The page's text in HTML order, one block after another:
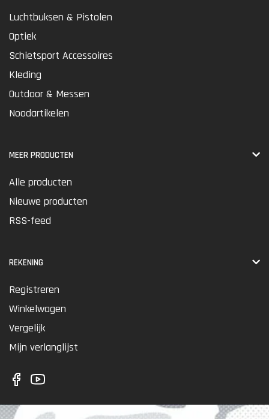
Luchtbuksen & Pistolen
Optiek
Schietsport Accessoires
Kleding
Outdoor & Messen
Noodartikelen
MEER PRODUCTEN
Alle producten
Nieuwe producten
RSS-feed
REKENING
Registreren
Winkelwagen
Vergelijk
Mijn verlanglijst